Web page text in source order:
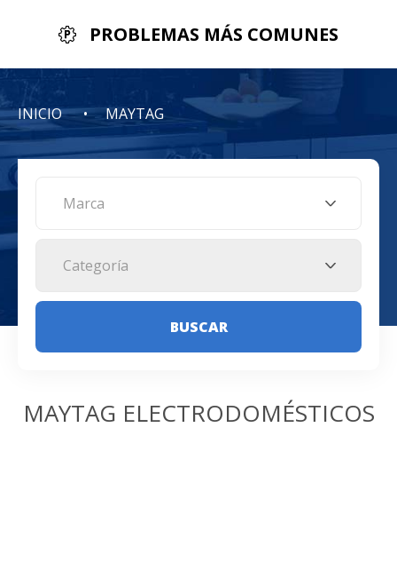
PROBLEMAS MÁS COMUNES
INICIO MAYTAG
Marca
Categoría
BUSCAR
MAYTAG ELECTRODOMÉSTICOS